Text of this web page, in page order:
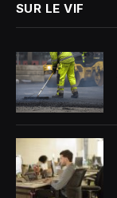
SUR LE VIF